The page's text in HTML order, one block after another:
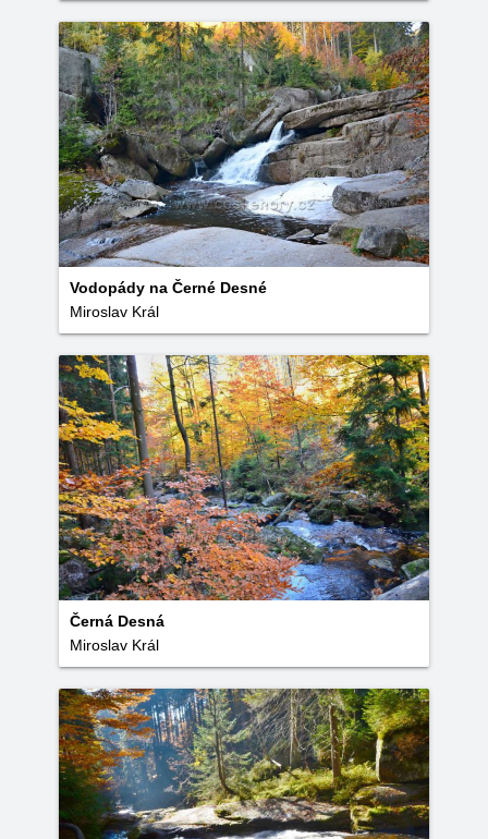
Vodopády na Černé Desné
Miroslav Král
Černá Desná
Miroslav Král